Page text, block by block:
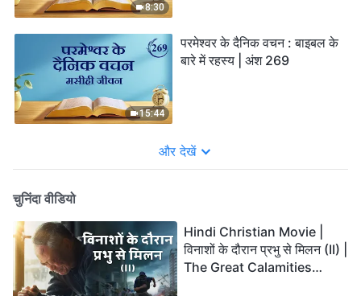
8:30
15:44
परमेश्वर के दैनिक वचन : बाइबल के
बारे में रहस्य | अंश 269
और देखें
चुनिंदा वीडियो
Hindi Christian Movie |
विनाशों के दौरान प्रभु से मिलन (II) |
The Great Calamities